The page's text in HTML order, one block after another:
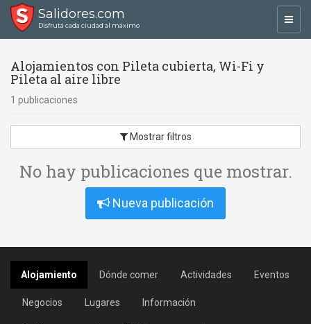
Salidores.com
Disfrutá cada ciudad al máximo
Alojamientos con Pileta cubierta, Wi-Fi y
Pileta al aire libre
1 publicaciones
Mostrar filtros
No hay publicaciones que mostrar.
Nueva publicación
Alojamiento Dónde comer Actividades Eventos
Negocios Lugares Información